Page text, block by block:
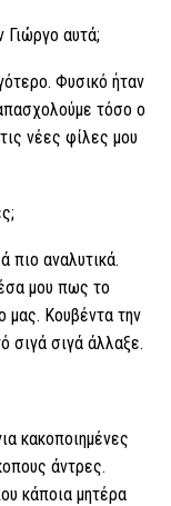
Γιώργο αυτά;
Φυσικό ήταν
τόσο ο
νέες φίλες μου
πιο αναλυτικά.
μου πως το
μας. Κουβέντα την
σιγά σιγά άλλαξε.
κακοποιημένες
άντρες.
κάποια μητέρα